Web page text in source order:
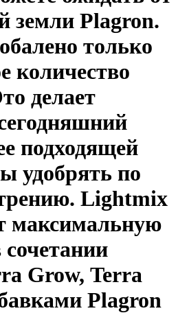
земли Plagron.
только
количество
делает
подходящей
удобрять по
Lightmix
максимальную
сочетании
Grow, Terra
Plagron